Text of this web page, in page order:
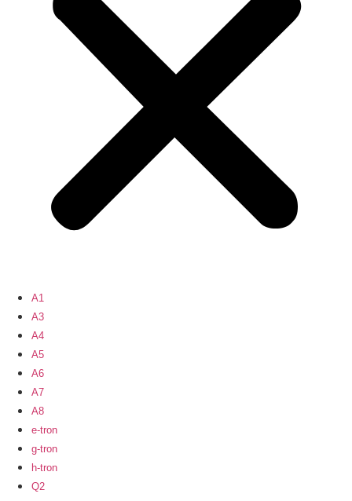
A1
A3
A4
A5
A6
A7
A8
e-tron
g-tron
h-tron
Q2